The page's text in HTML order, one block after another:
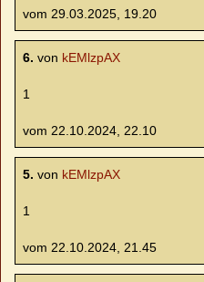
vom 29.03.2025, 19.20
6. von kEMlzpAX
1
vom 22.10.2024, 22.10
5. von kEMlzpAX
1
vom 22.10.2024, 21.45